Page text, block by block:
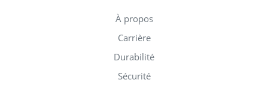
À propos
Carrière
Durabilité
Sécurité